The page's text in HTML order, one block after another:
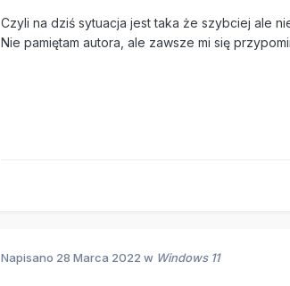
Czyli na dziś sytuacja jest taka że szybciej ale
Nie pamiętam autora, ale zawsze mi się
Napisano 28 Marca 2022 w Windows 11